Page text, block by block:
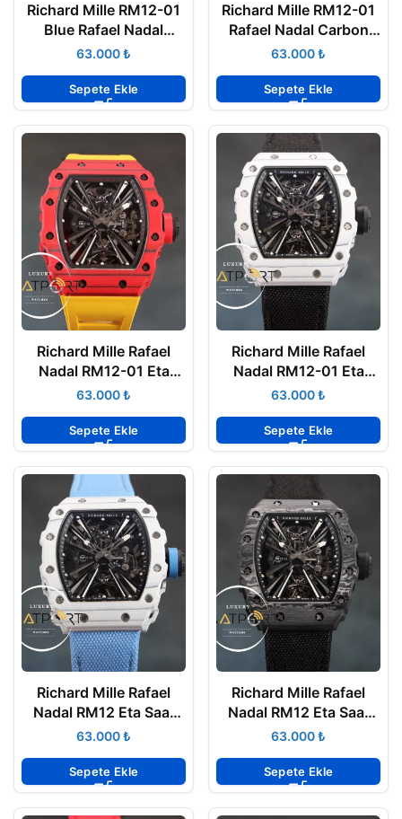
Richard Mille RM12-01
Blue Rafael Nadal
Carbon Eta Saat
₺
Sepete Ekle
Richard Mille RM12-01
Rafael Nadal Carbon
Eta Saat Tourbillon
₺
Sepete Ekle
Richard Mille Rafael
Nadal RM12-01 Eta
Saat Tourbillon Sarı
₺
Sepete Ekle
Richard Mille Rafael
Nadal RM12-01 Eta
Saat Tourbillon Örme
₺
Sepete Ekle
Richard Mille Rafael
Nadal RM12 Eta Saat
Tourbillon Turkuaz
₺
Sepete Ekle
Richard Mille Rafael
Nadal RM12 Eta Saat
Tourbillon Siyah
₺
Sepete Ekle